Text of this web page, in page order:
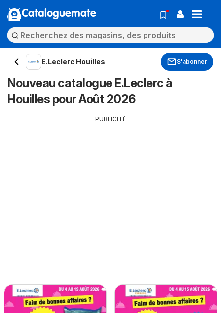
Cataloguemate
E.Leclerc Houilles S'abonner
Nouveau catalogue E.Leclerc à
Houilles pour Août 2026
PUBLICITÉ